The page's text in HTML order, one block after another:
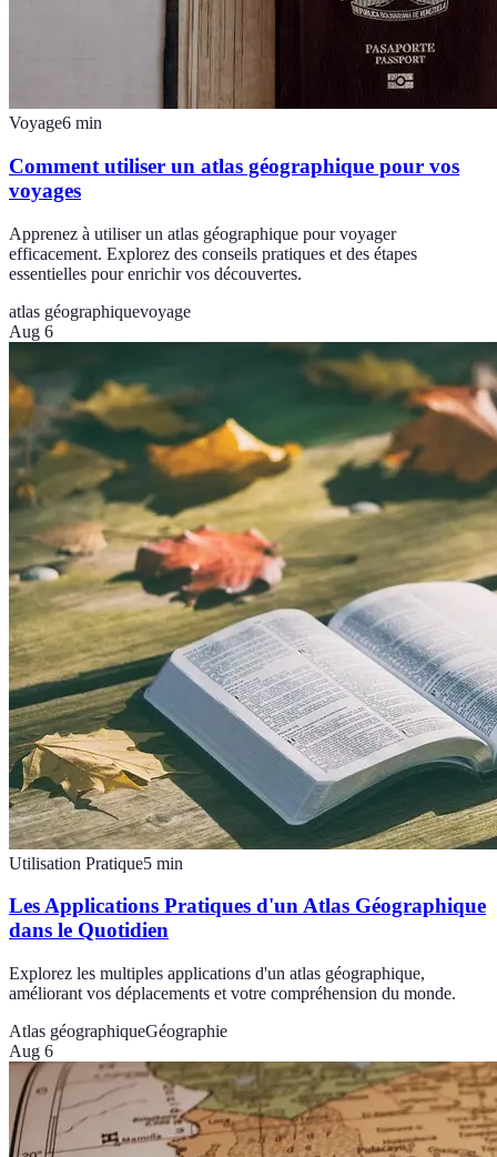
Voyage6 min
Comment utiliser un atlas géographique pour vos
voyages
Apprenez à utiliser un atlas géographique pour voyager
efficacement. Explorez des conseils pratiques et des étapes
essentielles pour enrichir vos découvertes.
atlas géographiquevoyage
Aug 6
Utilisation Pratique5 min
Les Applications Pratiques d'un Atlas Géographique
dans le Quotidien
Explorez les multiples applications d'un atlas géographique,
améliorant vos déplacements et votre compréhension du monde.
Atlas géographiqueGéographie
Aug 6